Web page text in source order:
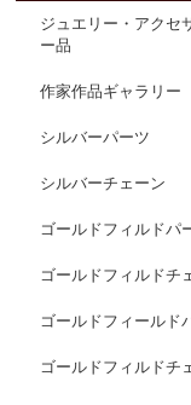
ジュエリー・アクセ
ー品
作家作品ギャラリー
シルバーパーツ
シルバーチェーン
ゴールドフィルドパ
ゴールドフィルドチ
ゴールドフィールド
ゴールドフィルドチ